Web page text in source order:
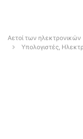
Αετοί των ηλεκτρονικών
Υπολογιστές,